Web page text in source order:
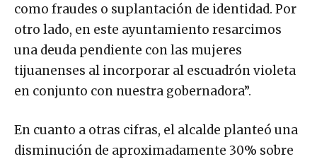
como fraudes o suplantación de identidad. Por
otro lado, en este ayuntamiento resarcimos
una deuda pendiente con las mujeres
tijuanenses al incorporar al escuadrón violeta
en conjunto con nuestra gobernadora”.
En cuanto a otras cifras, el alcalde planteó una
disminución de aproximadamente 30% sobre